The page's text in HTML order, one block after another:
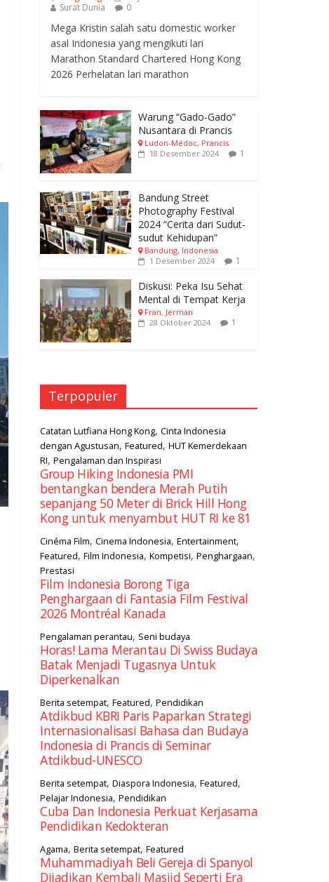
Surat Dunia
0
Mega Kristin salah satu domestic worker
asal Indonesia yang mengikuti lari
Marathon Standard Chartered Hong Kong
2026 Perhelatan lari marathon
Warung “Gado-Gado”
Nusantara di Prancis
Ludon-Médoc, Prancis
18 Desember 2024
1
Bandung Street
Photography Festival
2024 “Cerita dari Sudut-
sudut Kehidupan”
Bandung, Indonesia
1 Desember 2024
1
Diskusi: Peka Isu Sehat
Mental di Tempat Kerja
Fran, Jerman
28 Oktober 2024
1
Terpopuler
Catatan Lutfiana Hong Kong, Cinta Indonesia
dengan Agustusan, Featured, HUT Kemerdekaan
RI, Pengalaman dan Inspirasi
Group Hiking Indonesia PMI
bentangkan bendera Merah Putih
sepanjang 50 Meter di Brick Hill Hong
Kong untuk menyambut HUT RI ke 81
Cinéma Film, Cinema Indonesia, Entertainment,
Featured, Film Indonesia, Kompetisi, Penghargaan,
Prestasi
Film Indonesia Borong Tiga
Penghargaan di Fantasia Film Festival
2026 Montréal Kanada
Pengalaman perantau, Seni budaya
Horas! Lama Merantau Di Swiss Budaya
Batak Menjadi Tugasnya Untuk
Diperkenalkan
Berita setempat, Featured, Pendidikan
Atdikbud KBRI Paris Paparkan Strategi
Internasionalisasi Bahasa dan Budaya
Indonesia di Prancis di Seminar
Atdikbud-UNESCO
Berita setempat, Diaspora Indonesia, Featured,
Pelajar Indonesia, Pendidikan
Cuba Dan Indonesia Perkuat Kerjasama
Pendidikan Kedokteran
Agama, Berita setempat, Featured
Muhammadiyah Beli Gereja di Spanyol
Dijadikan Kembali Masjid Seperti Era